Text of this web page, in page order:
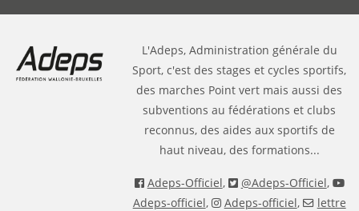
L'Adeps, Administration générale du
Sport, c'est des stages et cycles sportifs,
des marches Point vert mais aussi des
subventions au fédérations et clubs
reconnus, des aides aux sportifs de
haut niveau, des formations...
Adeps-Officiel, @Adeps-Officiel,
Adeps-officiel, Adeps-officiel,
lettre